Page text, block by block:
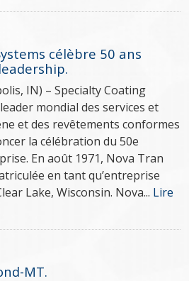
célèbre 50 ans
IN) – Specialty Coating
mondial des services et
et des revêtements conformes
la célébration du 50e
En août 1971, Nova Tran
en tant qu’entreprise
Lake, Wisconsin. Nova... Lire
MT.